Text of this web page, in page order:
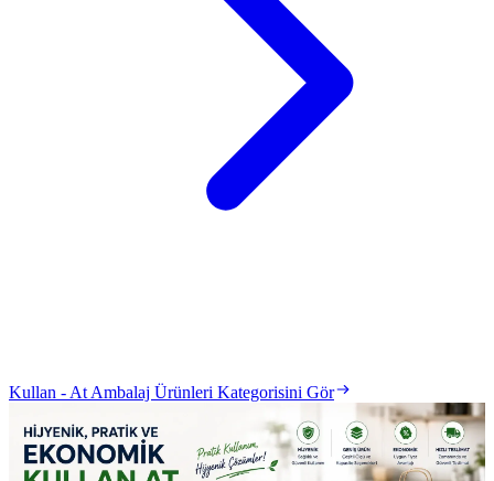
Kullan - At Ambalaj Ürünleri Kategorisini Gör